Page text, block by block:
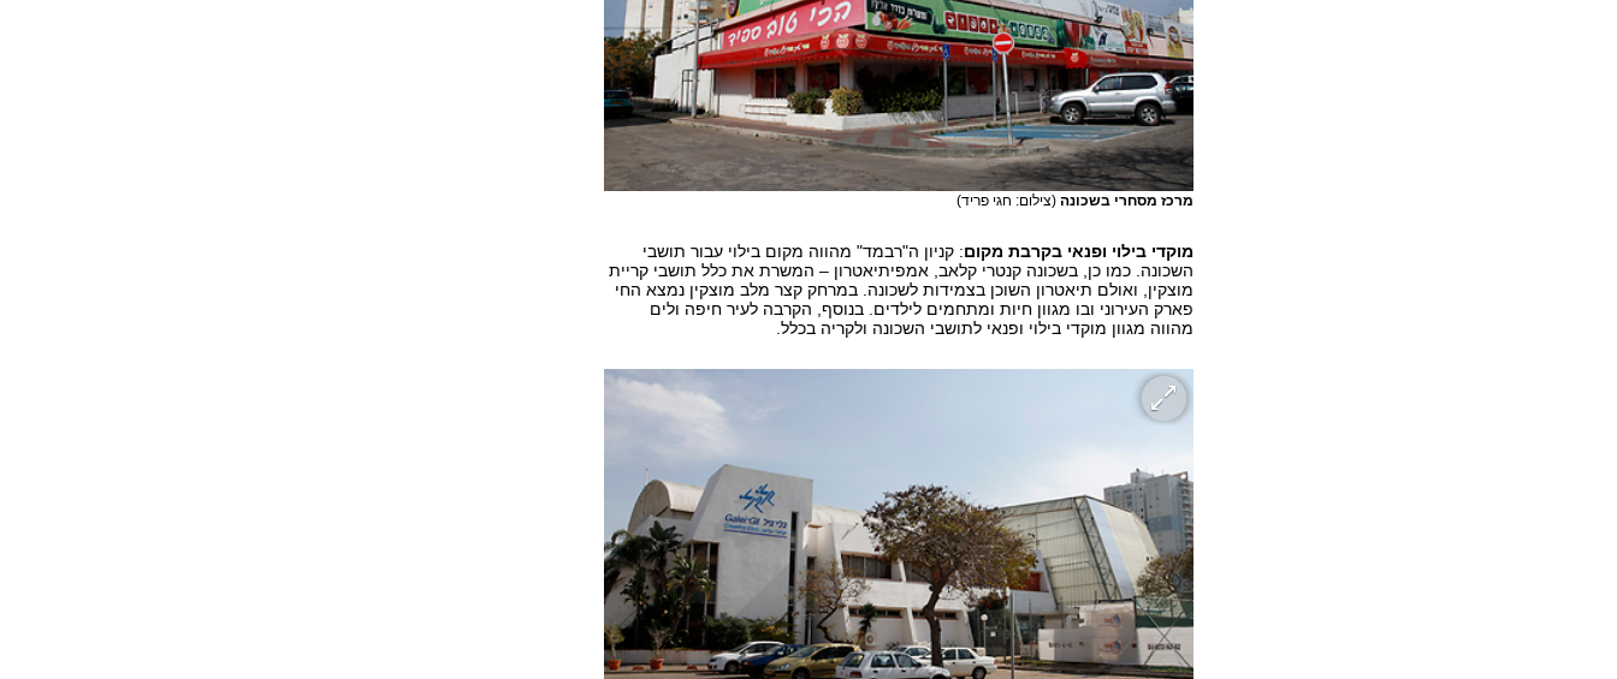
מרכז מסחרי בשכונה (צילום: חגי פריד)
מוקדי בילוי ופנאי בקרבת מקום: קניון ה"רבמד" מהווה מקום בילוי עבור תושבי
השכונה. כמו כן, בשכונה קנטרי קלאב, אמפיתיאטרון – המשרת את כלל תושבי קריית
מוצקין, ואולם תיאטרון השוכן בצמידות לשכונה. במרחק קצר מלב מוצקין נמצא החי
פארק העירוני ובו מגוון חיות ומתחמים לילדים. בנוסף, הקרבה לעיר חיפה ולים
מהווה מגוון מוקדי בילוי ופנאי לתושבי השכונה ולקריה בכלל.